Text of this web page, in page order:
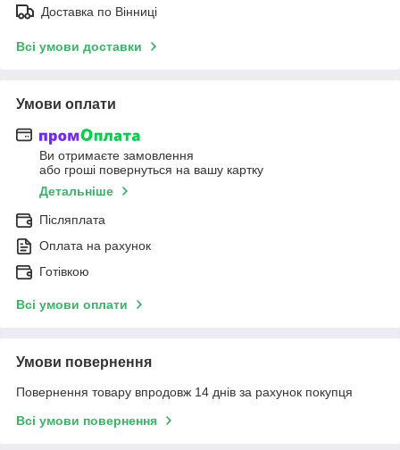
Доставка по Вінниці
Всі умови доставки
Умови оплати
Ви отримаєте замовлення
або гроші повернуться на вашу картку
Детальніше
Післяплата
Оплата на рахунок
Готівкою
Всі умови оплати
Умови повернення
Повернення товару впродовж 14 днів за рахунок покупця
Всі умови повернення